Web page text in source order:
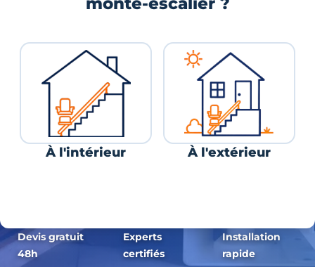
À l'intérieur À l'extérieur
Devis gratuit
48h
Experts
certifiés
Installation
rapide